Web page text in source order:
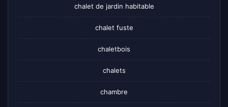
chalet de jardin habitable
chalet fuste
chaletbois
chalets
chambre